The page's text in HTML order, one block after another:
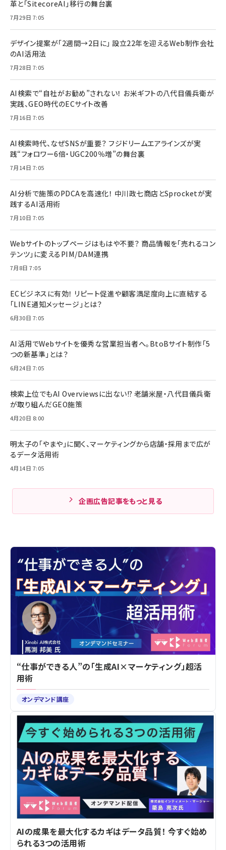
革と「SitecoreAI」移行の舞台裏
7月29日 7:05
デザイン提案が「2週間→2日に」 設立22年を迎えるWeb制作会社
のAI活用法
7月28日 7:05
AI検索で“自社がお勧め”されない！ お米ギフトの八代目儀兵衛が
実践、GEO時代のECサイト改善
7月16日 7:05
AI検索時代、なぜSNSが重要？ フジドリームエアラインズが実
践“フォロワー6倍・UGC200％増”の舞台裏
7月14日 7:05
AI分析で施策のPDCAを高速化！ 中川政七商店とSprocketが実
践するAI活用術
7月10日 7:05
Webサイトのトップページはもはや不要？ 商品情報を「売れるコン
テンツ」に変えるPIM/DAM連携
7月8日 7:05
ECビジネスに有効！ リピート促進や顧客満足度向上に直結する
「LINE通知メッセージ」とは？
6月30日 7:05
AI活用でWebサイトを優秀な営業担当者へ。BtoBサイト制作「5
つの新基準」とは？
6月24日 7:05
検索上位でもAI Overviewsに出ない!? 老舗米屋・八代目儀兵衛
が取り組んだGEO施策
4月20日 8:00
明太子の「やまや」に聞く、マーケティングから店舗・採用まで広が
るデータ活用術
4月14日 7:05
企画広告記事をもっと見る
“仕事ができる人”の「生成AI×マーケティング」超活
用術
オンデマンド講座
AIの成果を最大化するカギはデータ品質！ 今すぐ始め
られる3つの活用術